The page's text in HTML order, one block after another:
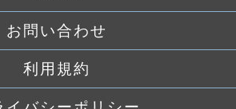
お問い合わせ
利用規約